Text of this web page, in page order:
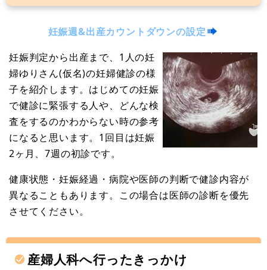
妊娠週&出産カウントダウンの設定
妊娠判定から出産まで、1人の妊
婦ゆりさん(仮名)の妊婦健診の様
子を紹介します。はじめての妊娠
で健診に緊張する人や、どんな検
査をするのかわからない時の参考
になると思います。1回目は妊娠
2ヶ月、7週の初診です。
健康状態・妊娠経過・病院や医師の判断で健診内容が
異なることもあります。この場合は医師の診断を優先
させてください。
産婦人科へ行ったきっかけ